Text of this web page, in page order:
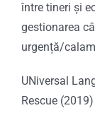
între tineri și
gestionarea
urgență/
UNiversal
Rescue (2019)